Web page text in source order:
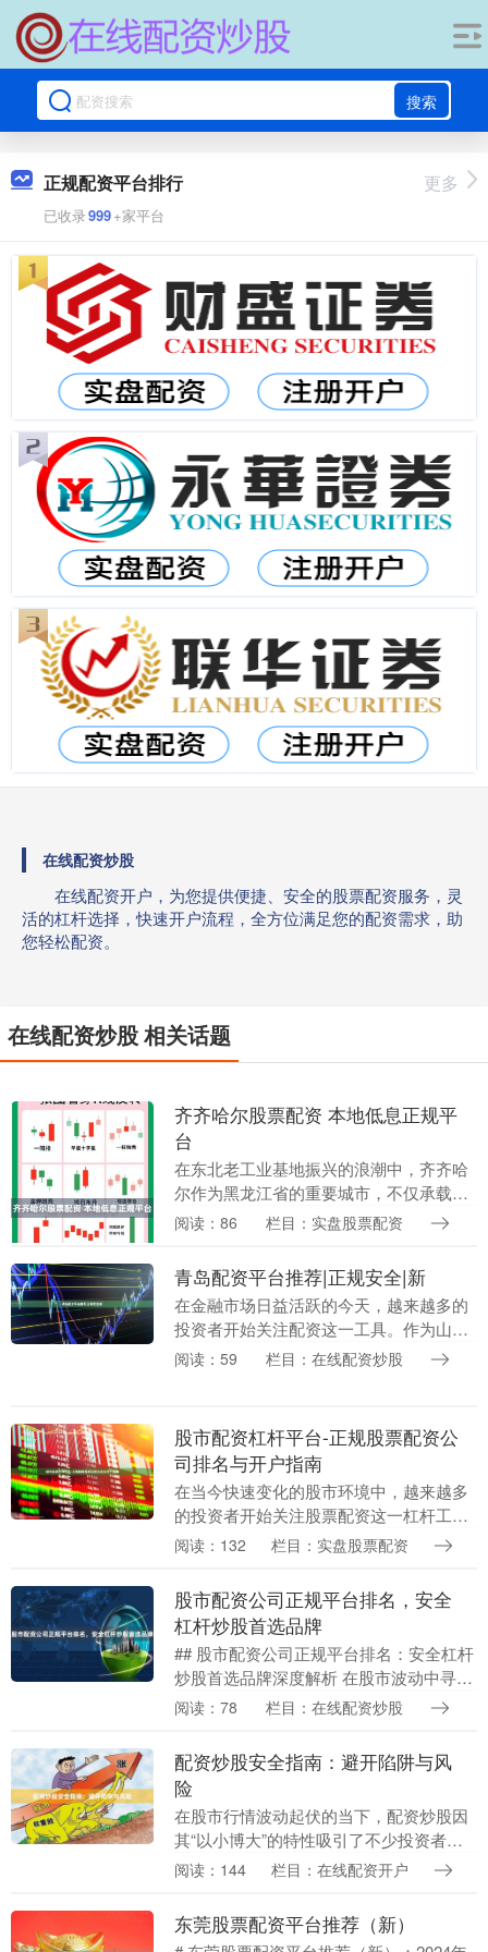
搜索
正规配资平台排行
已收录999+家平台
更多
在线配资炒股
在线配资开户，为您提供便捷、安全的股票配资服务，灵
活的杠杆选择，快速开户流程，全方位满足您的配资需求，助
您轻松配资。
在线配资炒股 相关话题
齐齐哈尔股票配资 本地低息正规平
台
在东北老工业基地振兴的浪潮中，齐齐哈
尔作为黑龙江省的重要城市，不仅承载着
工业复兴的梦想，也孕育着金融创新的活
一种放大资金使用....
阅读：86 栏目：实盘股票配资
青岛配资平台推荐|正规安全|新
在金融市场日益活跃的今天，越来越多的
投资者开始关注配资这一工具。作为山东
半岛的经济重镇，青岛拥有众多配资平
阅读：59 栏目：在线配资炒股
股市配资杠杆平台-正规股票配资公
司排名与开户指南
在当今快速变化的股市环境中，越来越多
的投资者开始关注股票配资这一杠杆工
具。然而在线配资开户，面对市场上众多
公司成为投资者面临....
阅读：132 栏目：实盘股票配资
股市配资公司正规平台排名，安全
杠杆炒股首选品牌
## 股市配资公司正规平台排名：安全杠杆
炒股首选品牌深度解析 在股市波动中寻求
更高收益的投资者，常常将目光投向股票
琅满目的配....
阅读：78 栏目：在线配资炒股
配资炒股安全指南：避开陷阱与风
险
在股市行情波动起伏的当下，配资炒股因
其“以小博大”的特性吸引了不少投资者。
然而在线配资开户，高杠杆带来的不仅是
全地参与配资炒....
阅读：144 栏目：在线配资开户
东莞股票配资平台推荐（新）